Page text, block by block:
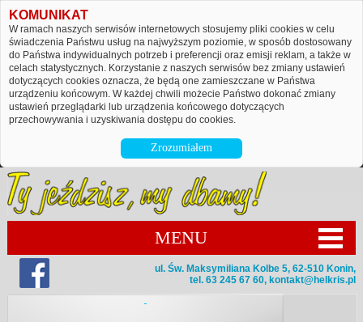
KOMUNIKAT
W ramach naszych serwisów internetowych stosujemy pliki cookies w celu
świadczenia Państwu usług na najwyższym poziomie, w sposób dostosowany
do Państwa indywidualnych potrzeb i preferencji oraz emisji reklam, a także w
celach statystycznych. Korzystanie z naszych serwisów bez zmiany ustawień
dotyczących cookies oznacza, że będą one zamieszczane w Państwa
urządzeniu końcowym. W każdej chwili możecie Państwo dokonać zmiany
ustawień przeglądarki lub urządzenia końcowego dotyczących
przechowywania i uzyskiwania dostępu do cookies.
Zrozumiałem
MENU
ul. Św. Maksymiliana Kolbe 5, 62-510 Konin,
tel. 63 245 67 60, kontakt@helkris.pl